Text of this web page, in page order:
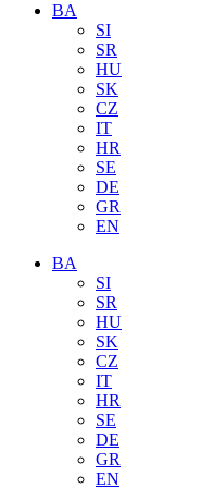
BA
SI
SR
HU
SK
CZ
IT
HR
SE
DE
GR
EN
BA
SI
SR
HU
SK
CZ
IT
HR
SE
DE
GR
EN